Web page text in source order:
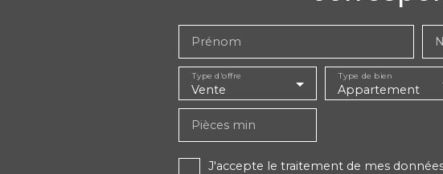
Prénom
Vente
Type d'offre
Appartement
Type de bien
Pièces min
J'accepte le traitement de mes